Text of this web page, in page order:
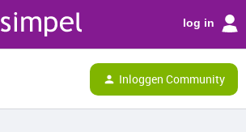
log in
Inloggen Community